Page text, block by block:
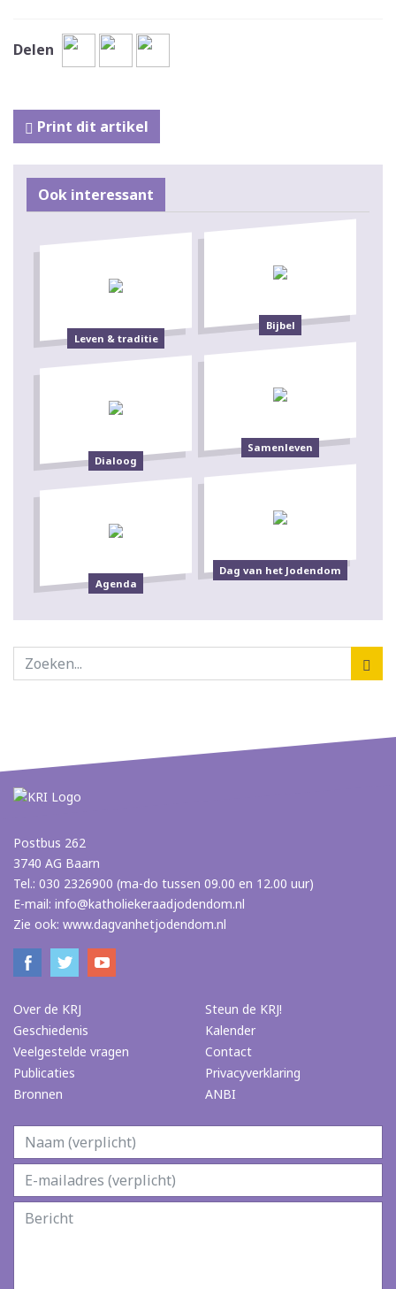
Delen
Print dit artikel
Ook interessant
Leven & traditie
Bijbel
Dialoog
Samenleven
Agenda
Dag van het Jodendom
Postbus 262
3740 AG Baarn
Tel.: 030 2326900 (ma-do tussen 09.00 en 12.00 uur)
E-mail: info@katholiekeraadjodendom.nl
Zie ook: www.dagvanhetjodendom.nl
Over de KRJ
Geschiedenis
Veelgestelde vragen
Publicaties
Bronnen
Steun de KRJ!
Kalender
Contact
Privacyverklaring
ANBI